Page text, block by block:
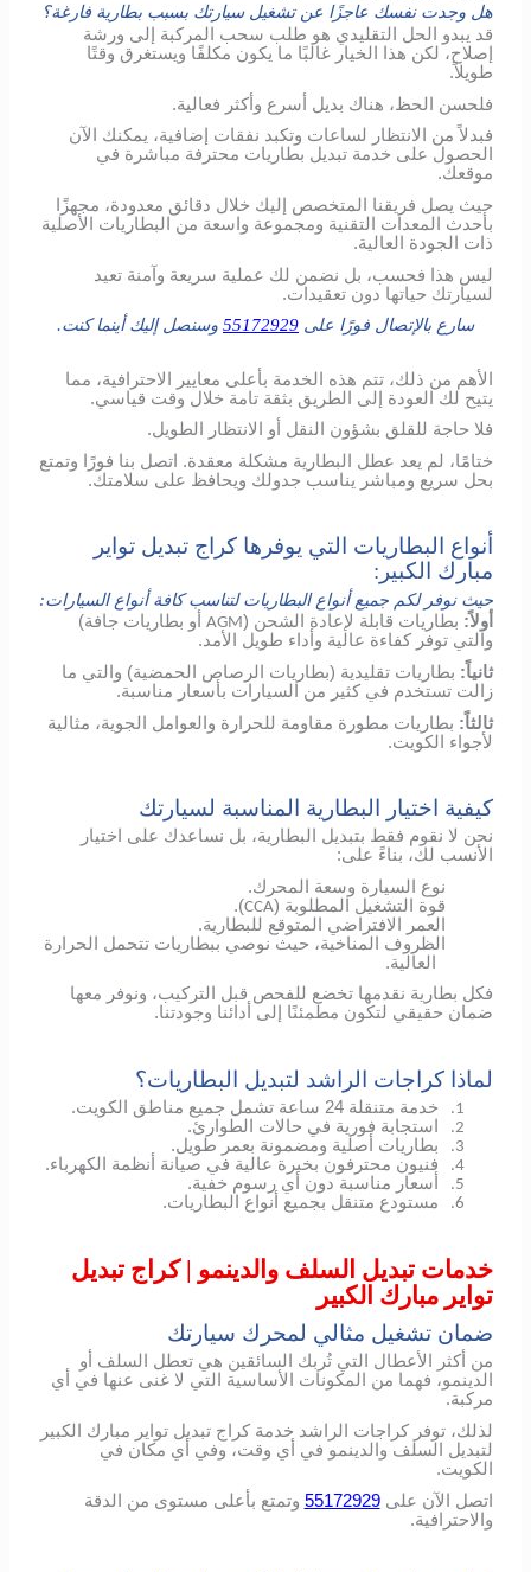
هل وجدت نفسك عاجزًا عن تشغيل سيارتك بسبب بطارية فارغة؟
قد يبدو الحل التقليدي هو طلب سحب المركبة إلى ورشة
إصلاح، لكن هذا الخيار غالبًا ما يكون مكلفًا ويستغرق وقتًا
طويلاً.
فلحسن الحظ، هناك بديل أسرع وأكثر فعالية.
فبدلاً من الانتظار لساعات وتكبد نفقات إضافية، يمكنك الآن
الحصول على خدمة تبديل بطاريات محترفة مباشرة في
موقعك.
حيث يصل فريقنا المتخصص إليك خلال دقائق معدودة، مجهزًا
بأحدث المعدات التقنية ومجموعة واسعة من البطاريات الأصلية
ذات الجودة العالية.
ليس هذا فحسب، بل نضمن لك عملية سريعة وآمنة تعيد
لسيارتك حياتها دون تعقيدات.
سارع بالإتصال فورًا على 55172929 وسنصل إليك أينما كنت.
الأهم من ذلك، تتم هذه الخدمة بأعلى معايير الاحترافية، مما
يتيح لك العودة إلى الطريق بثقة تامة خلال وقت قياسي.
فلا حاجة للقلق بشؤون النقل أو الانتظار الطويل.
ختامًا، لم يعد عطل البطارية مشكلة معقدة. اتصل بنا فورًا وتمتع
بحل سريع ومباشر يناسب جدولك ويحافظ على سلامتك.
أنواع البطاريات التي يوفرها كراج تبديل تواير
مبارك الكبير:
حيث نوفر لكم جميع أنواع البطاريات لتناسب كافة أنواع السيارات:
أولاً: بطاريات قابلة لإعادة الشحن (AGM أو بطاريات جافة)
والتي توفر كفاءة عالية وأداء طويل الأمد.
ثانياً: بطاريات تقليدية (بطاريات الرصاص الحمضية) والتي ما
زالت تستخدم في كثير من السيارات بأسعار مناسبة.
ثالثاً: بطاريات مطورة مقاومة للحرارة والعوامل الجوية، مثالية
لأجواء الكويت.
كيفية اختيار البطارية المناسبة لسيارتك
نحن لا نقوم فقط بتبديل البطارية، بل نساعدك على اختيار
الأنسب لك، بناءً على:
نوع السيارة وسعة المحرك.
قوة التشغيل المطلوبة (CCA
).
العمر الافتراضي المتوقع للبطارية.
الظروف المناخية، حيث نوصي ببطاريات تتحمل الحرارة
العالية.
فكل بطارية نقدمها تخضع للفحص قبل التركيب، ونوفر معها
ضمان حقيقي لتكون مطمئنًا إلى أدائنا وجودتنا.
لماذا كراجات الراشد لتبديل البطاريات؟
1. خدمة متنقلة 24 ساعة تشمل جميع مناطق الكويت.
2. استجابة فورية في حالات الطوارئ.
3. بطاريات أصلية ومضمونة بعمر طويل.
4. فنيون محترفون بخبرة عالية في صيانة أنظمة الكهرباء.
5. أسعار مناسبة دون أي رسوم خفية.
6. مستودع متنقل بجميع أنواع البطاريات.
خدمات تبديل السلف والدينمو | كراج تبديل
تواير مبارك الكبير
ضمان تشغيل مثالي لمحرك سيارتك
من أكثر الأعطال التي تُربك السائقين هي تعطل السلف أو
الدينمو، فهما من المكونات الأساسية التي لا غنى عنها في أي
مركبة.
لذلك، توفر كراجات الراشد خدمة كراج تبديل تواير مبارك الكبير
لتبديل السلف والدينمو في أي وقت، وفي أي مكان في
الكويت.
اتصل الآن على55172929 وتمتع بأعلى مستوى من الدقة
والاحترافية.